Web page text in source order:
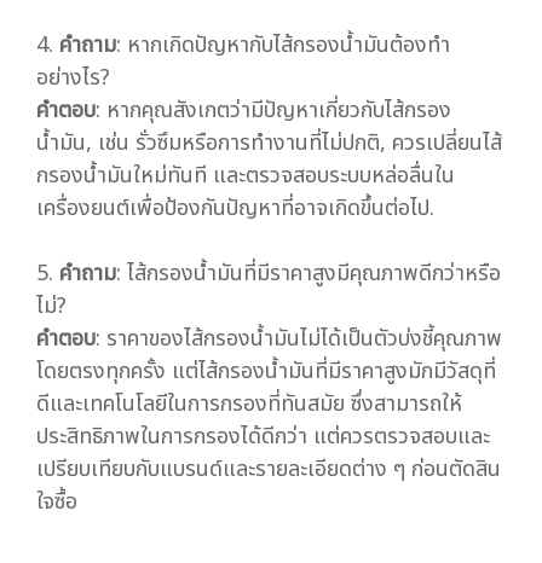
4. คำถาม: หากเกิดปัญหากับไส้กรองน้ำมันต้องทำ
อย่างไร?
คำตอบ: หากคุณสังเกตว่ามีปัญหาเกี่ยวกับไส้กรอง
น้ำมัน, เช่น รั่วซึมหรือการทำงานที่ไม่ปกติ, ควรเปลี่ยนไส้
กรองน้ำมันใหม่ทันที และตรวจสอบระบบหล่อลื่นใน
เครื่องยนต์เพื่อป้องกันปัญหาที่อาจเกิดขึ้นต่อไป.
5. คำถาม: ไส้กรองน้ำมันที่มีราคาสูงมีคุณภาพดีกว่าหรือ
ไม่?
คำตอบ: ราคาของไส้กรองน้ำมันไม่ได้เป็นตัวบ่งชี้คุณภาพ
โดยตรงทุกครั้ง แต่ไส้กรองน้ำมันที่มีราคาสูงมักมีวัสดุที่
ดีและเทคโนโลยีในการกรองที่ทันสมัย ซึ่งสามารถให้
ประสิทธิภาพในการกรองได้ดีกว่า แต่ควรตรวจสอบและ
เปรียบเทียบกับแบรนด์และรายละเอียดต่าง ๆ ก่อนตัดสิน
ใจซื้อ